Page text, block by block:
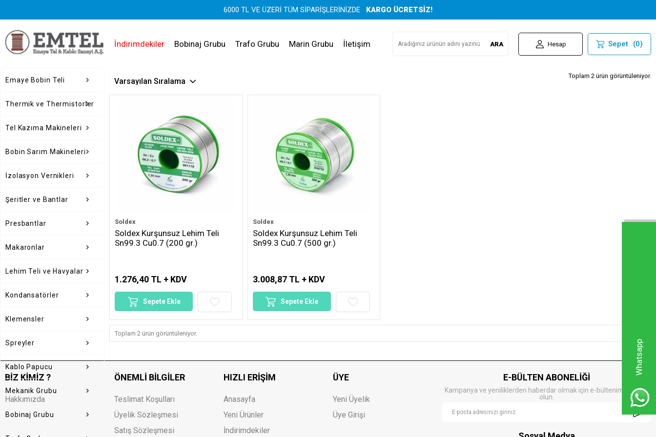
Whatsapp
6000 TL VE ÜZERİ TÜM SİPARİŞLERİNİZDE KARGO ÜCRETSİZ!
İndirimdekiler Bobinaj Grubu Trafo Grubu Marin Grubu İletişim ARA Hesap Sepet (0)
Emaye Bobin Teli
Thermik ve Thermistorler
Tel Kazıma Makineleri
Bobin Sarım Makineleri
İzolasyon Vernikleri
Şeritler ve Bantlar
Presbantlar
Makaronlar
Lehim Teli ve Havyalar
Kondansatörler
Klemensler
Spreyler
Kablo Papucu
Mekanik Grubu
Bobinaj Grubu
Toplam 2 ürün görüntüleniyor.
Soldex
Soldex Kurşunsuz Lehim Teli
Sn99.3 Cu0.7 (200 gr.)
1.276,40 TL + KDV
Sepete Ekle
Soldex
Soldex Kurşunsuz Lehim Teli
Sn99.3 Cu0.7 (500 gr.)
3.008,87 TL + KDV
Sepete Ekle
Toplam 2 ürün görüntüleniyor.
BIZ KIMIZ ?
Hakkımızda
ÖNEMLI BILGILER
Teslimat Koşulları
Üyelik Sözleşmesi
Satış Sözleşmesi
HIZLI ERIŞIM
Anasayfa
Yeni Ürünler
İndirimdekiler
ÜYE
Yeni Üyelik
Üye Girişi
E-BÜLTEN ABONELİĞİ
Kampanya ve yeniliklerden haberdar olmak için e-bültenimize kayıt
olun.